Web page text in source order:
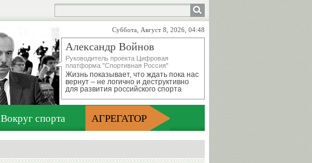
Суббота, Август 8, 2026, 04:48
Александр Войнов
Руководитель проекта Цифровая
платформа "Спортивная Россия"
Жизнь показывает, что ждать пока нас
вернут – не логично и деструктивно
для развития российского спорта
Вокруг спорта АГРЕГАТОР